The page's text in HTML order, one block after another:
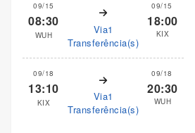
09/15
08:30
WUH
Via1
Transferência(s)
09/15
18:00
KIX
09/18
13:10
KIX
Via1
Transferência(s)
09/18
20:30
WUH